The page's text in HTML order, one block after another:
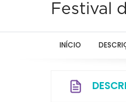
Festival
INÍCIO